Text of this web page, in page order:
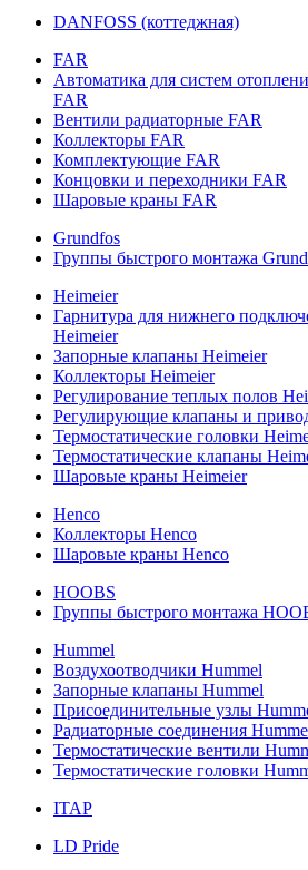
DANFOSS (коттеджная)
FAR
Автоматика для систем
FAR
Вентили радиаторные FAR
Коллекторы FAR
Комплектующие FAR
Концовки и переходники FAR
Шаровые краны FAR
Grundfos
Группы быстрого монтажа
Heimeier
Гарнитура для нижнего
Heimeier
Запорные клапаны Heimeier
Коллекторы Heimeier
Регулирование теплых полов
Регулирующие клапаны и
Термостатические головки
Термостатические клапаны
Шаровые краны Heimeier
Henco
Коллекторы Henco
Шаровые краны Henco
HOOBS
Группы быстрого монтажа
Hummel
Воздухоотводчики Hummel
Запорные клапаны Hummel
Присоединительные узлы
Радиаторные соединения
Термостатические вентили
Термостатические головки
ITAP
LD Pride